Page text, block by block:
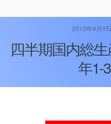
2013年4月15
四半期国内総
年1-